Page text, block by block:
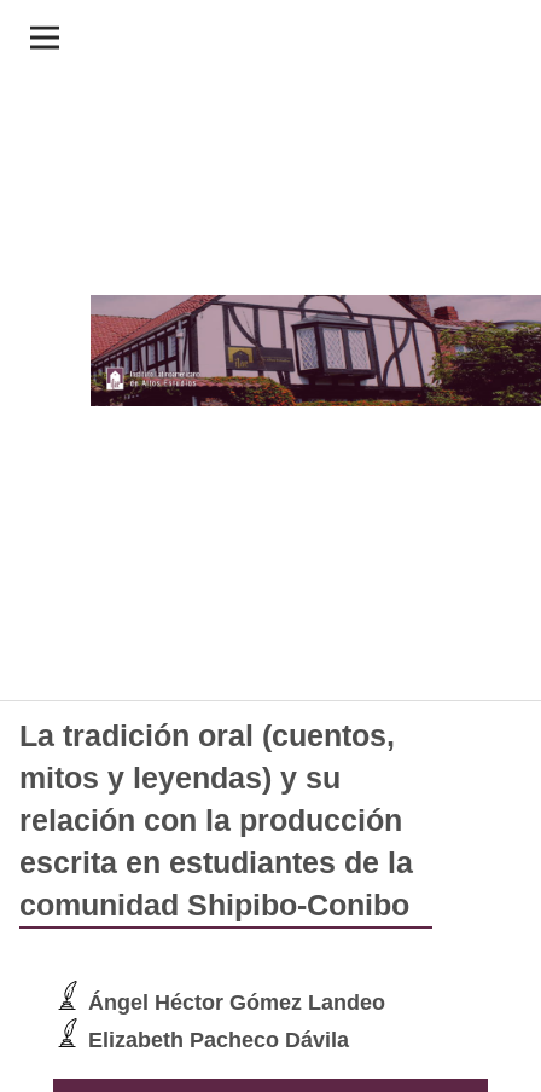
La tradición oral (cuentos,
mitos y leyendas) y su
relación con la producción
escrita en estudiantes de la
comunidad Shipibo-Conibo
Ángel Héctor Gómez Landeo
Elizabeth Pacheco Dávila